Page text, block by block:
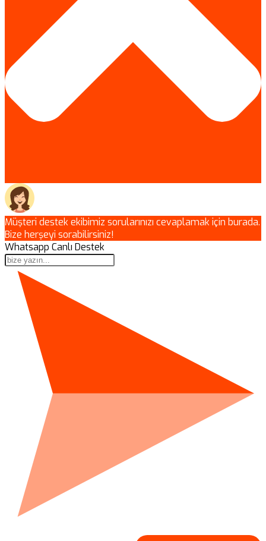
Müşteri destek ekibimiz sorularınızı cevaplamak için burada.
Bize herşeyi sorabilirsiniz!
Whatsapp Canlı Destek